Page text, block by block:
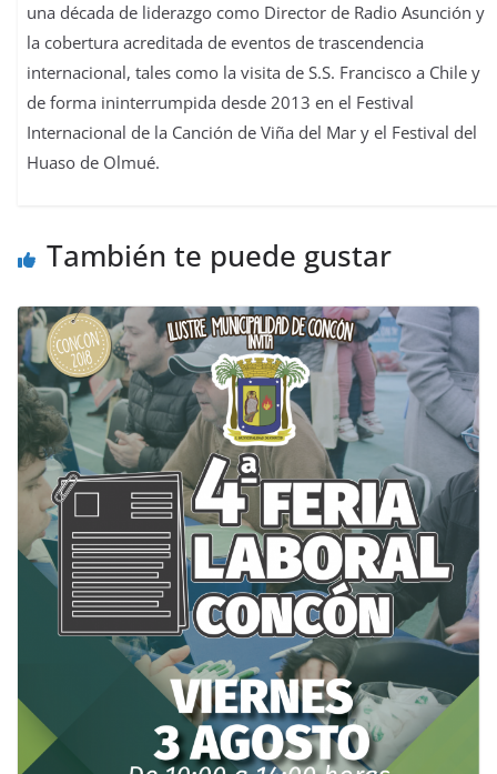
una década de liderazgo como Director de Radio Asunción y
la cobertura acreditada de eventos de trascendencia
internacional, tales como la visita de S.S. Francisco a Chile y
de forma ininterrumpida desde 2013 en el Festival
Internacional de la Canción de Viña del Mar y el Festival del
Huaso de Olmué.
También te puede gustar